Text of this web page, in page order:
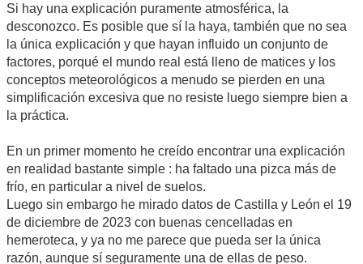
Si hay una explicación puramente atmosférica, la
desconozco. Es posible que sí la haya, también que no sea
la única explicación y que hayan influido un conjunto de
factores, porqué el mundo real está lleno de matices y los
conceptos meteorológicos a menudo se pierden en una
simplificación excesiva que no resiste luego siempre bien a
la práctica.
En un primer momento he creído encontrar una explicación
en realidad bastante simple : ha faltado una pizca más de
frío, en particular a nivel de suelos.
Luego sin embargo he mirado datos de Castilla y León el 19
de diciembre de 2023 con buenas cencelladas en
hemeroteca, y ya no me parece que pueda ser la única
razón, aunque sí seguramente una de ellas de peso.